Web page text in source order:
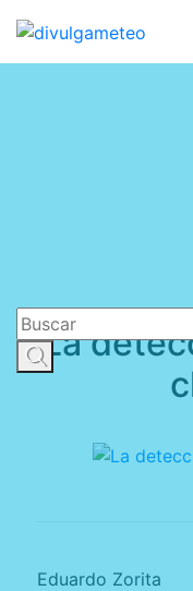
La
Eduardo Zorita